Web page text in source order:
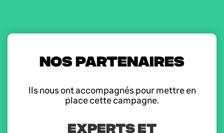
NOS PARTENAIRES
Ils nous ont accompagnés pour mettre en
place cette campagne.
EXPERTS ET